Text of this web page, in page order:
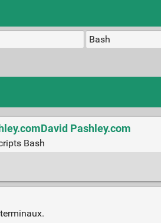
Pashley.com
Bash